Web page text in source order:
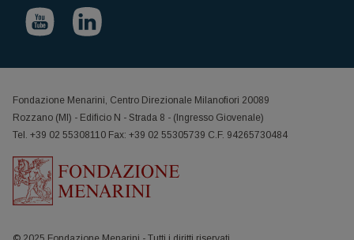
Fondazione Menarini, Centro Direzionale Milanofiori 20089
Rozzano (MI) - Edificio N - Strada 8 - (Ingresso Giovenale)
Tel. +39 02 55308110 Fax: +39 02 55305739 C.F. 94265730484